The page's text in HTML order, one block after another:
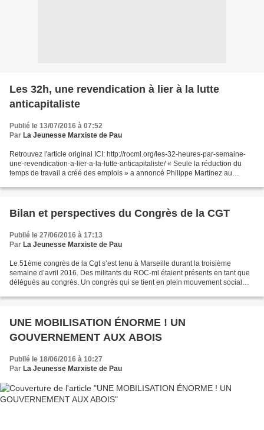
Les 32h, une revendication à lier à la lutte
anticapitaliste
Publié le 13/07/2016 à 07:52
Par La Jeunesse Marxiste de Pau
Retrouvez l'article original ICI: http://rocml.org/les-32-heures-par-semaine-
une-revendication-a-lier-a-la-lutte-anticapitaliste/ « Seule la réduction du
temps de travail a créé des emplois » a annoncé Philippe Martinez au
Bilan et perspectives du Congrès de la CGT
Publié le 27/06/2016 à 17:13
Par La Jeunesse Marxiste de Pau
Le 51ème congrès de la Cgt s’est tenu à Marseille durant la troisième
semaine d’avril 2016. Des militants du ROC-ml étaient présents en tant que
délégués au congrès. Un congrès qui se tient en plein mouvement social
UNE MOBILISATION ÉNORME ! UN
GOUVERNEMENT AUX ABOIS
Publié le 18/06/2016 à 10:27
Par La Jeunesse Marxiste de Pau